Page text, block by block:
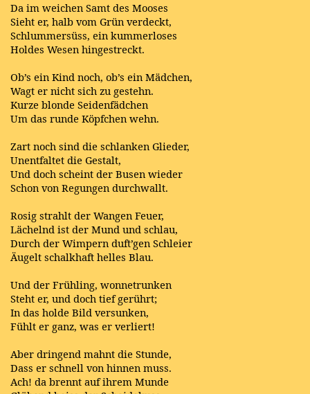
Da im weichen Samt des Mooses
Sieht er, halb vom Grün verdeckt,
Schlummersüss, ein kummerloses
Holdes Wesen hingestreckt.
Ob’s ein Kind noch, ob’s ein Mädchen,
Wagt er nicht sich zu gestehn.
Kurze blonde Seidenfädchen
Um das runde Köpfchen wehn.
Zart noch sind die schlanken Glieder,
Unentfaltet die Gestalt,
Und doch scheint der Busen wieder
Schon von Regungen durchwallt.
Rosig strahlt der Wangen Feuer,
Lächelnd ist der Mund und schlau,
Durch der Wimpern duft’gen Schleier
Äugelt schalkhaft helles Blau.
Und der Frühling, wonnetrunken
Steht er, und doch tief gerührt;
In das holde Bild versunken,
Fühlt er ganz, was er verliert!
Aber dringend mahnt die Stunde,
Dass er schnell von hinnen muss.
Ach! da brennt auf ihrem Munde